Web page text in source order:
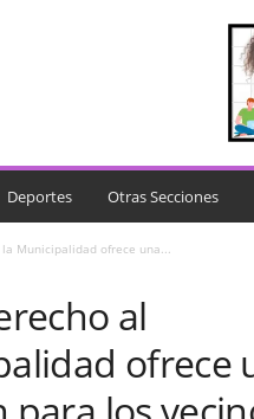
Deportes Otras Secciones
Municipalidad ofrece una...
al
ofrece